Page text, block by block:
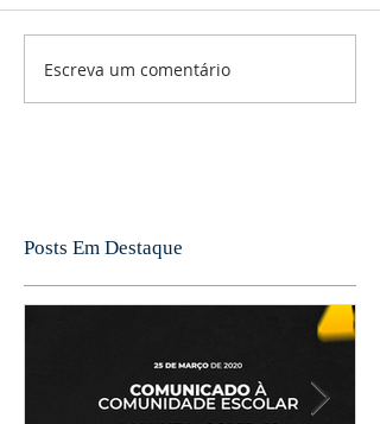
Escreva um comentário
Posts Em Destaque